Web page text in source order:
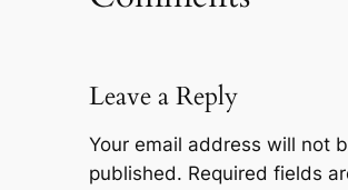
Leave a Reply
Your email address will not
published. Required fields